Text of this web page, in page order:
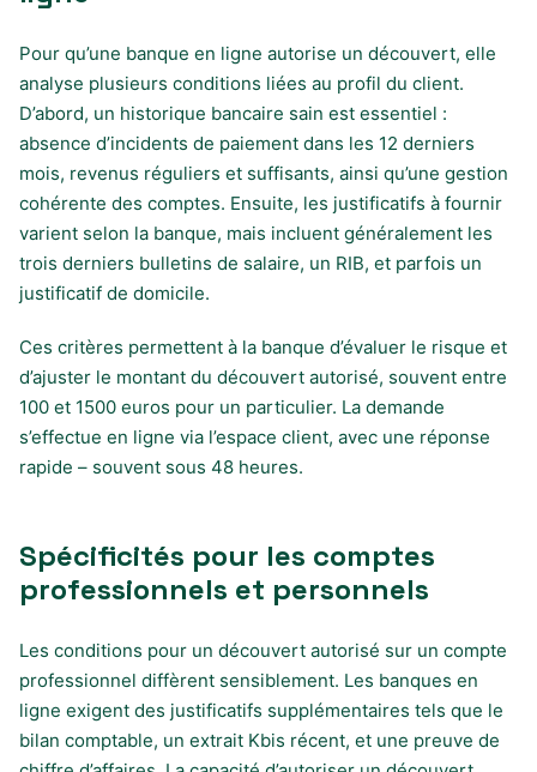
Pour qu’une banque en ligne autorise un découvert, elle
analyse plusieurs conditions liées au profil du client.
D’abord, un historique bancaire sain est essentiel :
absence d’incidents de paiement dans les 12 derniers
mois, revenus réguliers et suffisants, ainsi qu’une gestion
cohérente des comptes. Ensuite, les justificatifs à fournir
varient selon la banque, mais incluent généralement les
trois derniers bulletins de salaire, un RIB, et parfois un
justificatif de domicile.
Ces critères permettent à la banque d’évaluer le risque et
d’ajuster le montant du découvert autorisé, souvent entre
100 et 1500 euros pour un particulier. La demande
s’effectue en ligne via l’espace client, avec une réponse
rapide – souvent sous 48 heures.
Spécificités pour les comptes
professionnels et personnels
Les conditions pour un découvert autorisé sur un compte
professionnel diffèrent sensiblement. Les banques en
ligne exigent des justificatifs supplémentaires tels que le
bilan comptable, un extrait Kbis récent, et une preuve de